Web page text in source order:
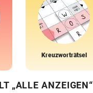
Kreuzworträtsel
„ALLE ANZEIGEN“